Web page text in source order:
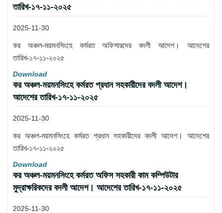
তারিখ-১৭-১১-২০২৫
2025-11-30
কর অঞ্চল-ময়মনসিংহে কর্মরত অফিসারদের বদলী আদেশ। আদেশের
তারিখ-১৭-১১-২০২৫
Download
কর অঞ্চল-ময়মনসিংহে কর্মরত প্রধান সহকারীদের বদলী আদেশ।
আদেশের তারিখ-১৭-১১-২০২৫
2025-11-30
কর অঞ্চল-ময়মনসিংহে কর্মরত প্রধান সহকারীদের বদলী আদেশ। আদেশের
তারিখ-১৭-১১-২০২৫
Download
কর অঞ্চল-ময়মনসিংহে কর্মরত অফিস সহকারী কাম কম্পিউটার
মুদ্রাক্ষরিকদের বদলী আদেশ। আদেশের তারিখ-১৭-১১-২০২৫
2025-11-30